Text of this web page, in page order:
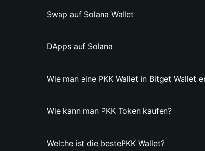
Swap auf Solana Wallet
DApps auf Solana
Wie man eine PKK Wallet in Bitget Wallet
Wie kann man PKK Token kaufen?
Welche ist die bestePKK Wallet?